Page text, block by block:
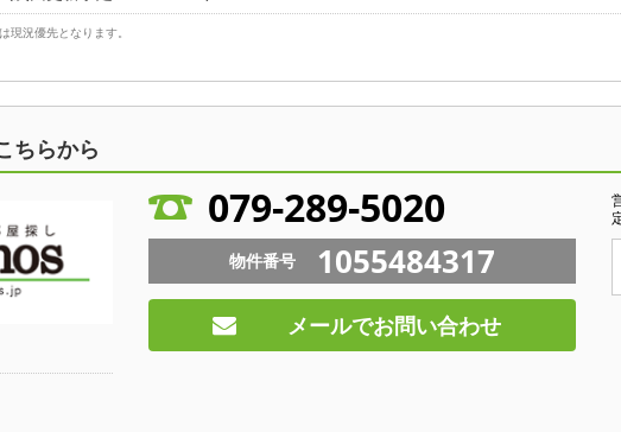
現況優先となります。
ちらから
079-289-5020
物件番号 1055484317
メールでお問い合わせ